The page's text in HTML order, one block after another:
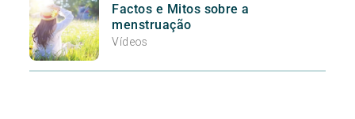
Factos e Mitos sobre a
menstruação
Vídeos